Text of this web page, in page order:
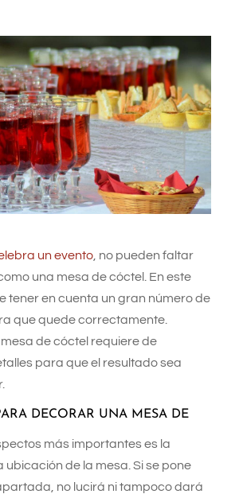
un evento, no pueden faltar
una mesa de cóctel. En este
tener en cuenta un gran número de
que quede correctamente.
de cóctel requiere de
para que el resultado sea
DECORAR UNA MESA DE
más importantes es la
ubicación de la mesa. Si se pone
no lucirá ni tampoco dará